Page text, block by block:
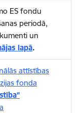
ES fondu
periodā,
un
lapā.
attīstības
fonda